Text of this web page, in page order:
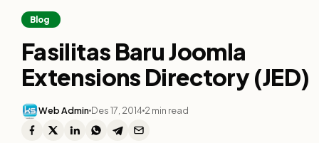
Blog
Fasilitas Baru Joomla
Extensions Directory (JED)
Web Admin Des 17, 2014 2 min read